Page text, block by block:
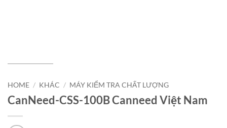
HOME / KHÁC / MÁY KIỂM TRA CHẤT LƯỢNG
CanNeed-CSS-100B Canneed Việt Nam